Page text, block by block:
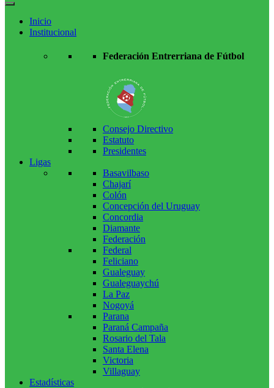
Inicio
Institucional
Federación Entrerriana de Fútbol
Consejo Directivo
Estatuto
Presidentes
Ligas
Basavilbaso
Chajarí
Colón
Concepción del Uruguay
Concordia
Diamante
Federación
Federal
Feliciano
Gualeguay
Gualeguaychú
La Paz
Nogoyá
Parana
Paraná Campaña
Rosario del Tala
Santa Elena
Victoria
Villaguay
Estadísticas